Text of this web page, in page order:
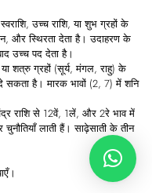
उच्च राशि, या शुभ ग्रहों के
और स्थिरता देता है। उदाहरण के
उच्च पद देता है।
शत्रु ग्रहों (सूर्य, मंगल, राहु) के
सकता है। मारक भावों (2, 7) में शनि
राशि से 12वें, 1लें, और 2रे भाव में
लाती हैं। साढ़ेसाती के तीन